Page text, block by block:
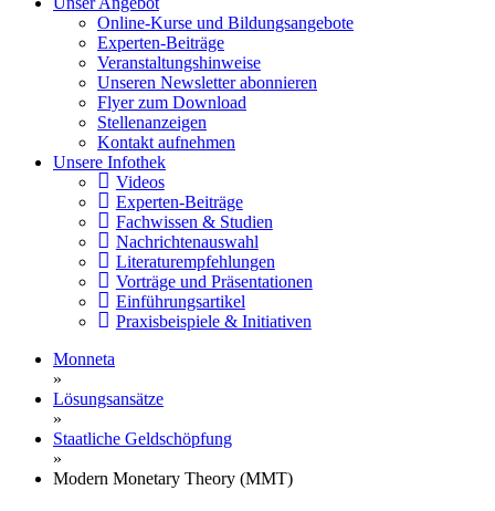
Online-Kurse und Bildungsangebote
Experten-Beiträge
Veranstaltungshinweise
Unseren Newsletter abonnieren
Flyer zum Download
Stellenanzeigen
Kontakt aufnehmen
Unsere Infothek
Videos
Experten-Beiträge
Fachwissen & Studien
Nachrichtenauswahl
Literaturempfehlungen
Vorträge und Präsentationen
Einführungsartikel
Praxisbeispiele & Initiativen
Monneta
»
Lösungsansätze
»
Staatliche Geldschöpfung
»
Modern Monetary Theory (MMT)